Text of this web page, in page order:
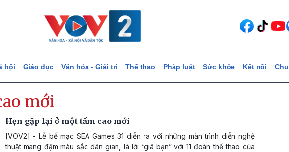
hội Giáo dục Văn hóa - Giải trí Thể thao Pháp luật Sức khỏe Kết nối
mới
Hẹn gặp lại ở một tầm cao mới
[VOV2] - Lễ bế mạc SEA Games 31 diễn ra với những màn trình diễn nghệ
thuật mang đậm màu sắc dân gian, là lời “giã bạn” với 11 đoàn thể thao của